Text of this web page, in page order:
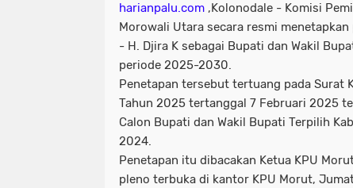
harianpalu.com ,Kolonodale - Komisi
Morowali Utara secara resmi
- H. Djira K sebagai Bupati dan Wakil
periode 2025-2030.
Penetapan tersebut tertuang pada Surat
Tahun 2025 tertanggal 7 Februari 2025
Calon Bupati dan Wakil Bupati Terpilih
2024.
Penetapan itu dibacakan Ketua KPU
pleno terbuka di kantor KPU Morut,